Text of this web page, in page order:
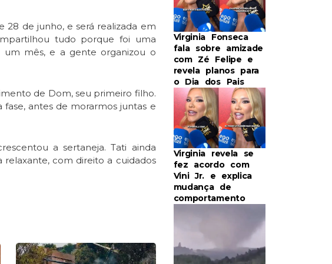
28 de junho, e será realizada em
tudo porque foi uma
um mês, e a gente organizou o
de Dom, seu primeiro filho.
fase, antes de morarmos juntas e
a sertaneja. Tati ainda
com direito a cuidados
Virginia Fonseca
fala sobre amizade
com Zé Felipe e
revela planos para
o Dia dos Pais
Virginia revela se
fez acordo com
Vini Jr. e explica
mudança de
comportamento